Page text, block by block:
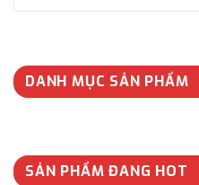
DANH MỤC SẢN PHẨM
SẢN PHẨM ĐANG HOT